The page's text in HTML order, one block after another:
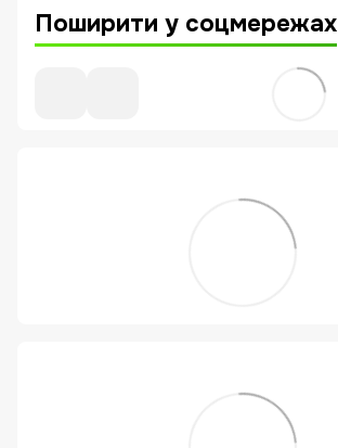
Поширити у соцмережах